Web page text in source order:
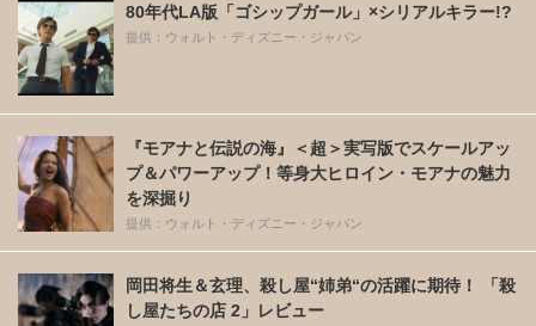
80年代LA版「ゴシップガール」×シリアルキラー!?
提供：ウォルト・ディズニー・ジャパン
『モアナと伝説の海』＜超＞実写版でスケールアッ
プ＆パワーアップ！等身大ヒロイン・モアナの魅力
を深掘り
提供：ウォルト・ディズニー・ジャパン
岡田将生＆玄理、殺し屋“姉弟“の活躍に期待！ 「殺
し屋たちの店 2」レビュー